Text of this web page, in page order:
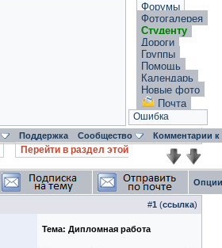
Форумы
Фотогалерея
Студенту
Дороги
Группы
Помощь
Календарь
Новые фото
Почта
Ошибка
Поддержка Сообщество Комментарии
Перейти в раздел этой
#1 (ссылка)
Тема: Дипломная работа